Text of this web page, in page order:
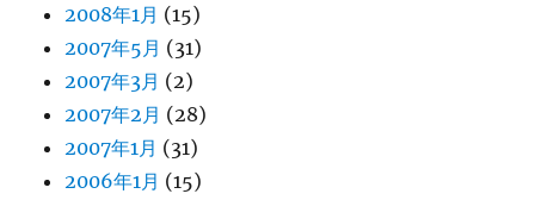
2008年1月 (15)
2007年5月 (31)
2007年3月 (2)
2007年2月 (28)
2007年1月 (31)
2006年1月 (15)